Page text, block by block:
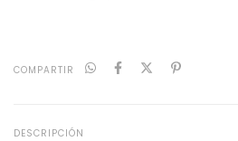
COMPARTIR
DESCRIPCIÓN